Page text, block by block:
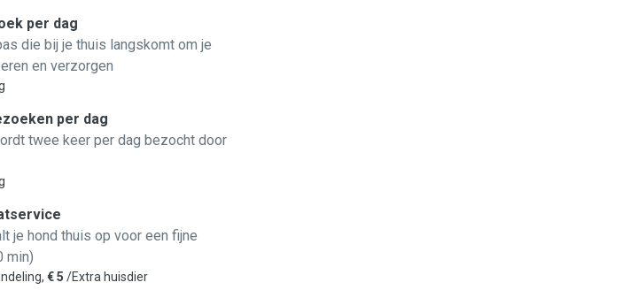
per dag
die bij je thuis langskomt om je
en verzorgen
per dag
twee keer per dag bezocht door
je hond thuis op voor een fijne
min)
€ 5 /Extra huisdier